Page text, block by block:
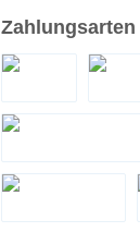
Zahlungsarten
PayPal
Zahlung bei